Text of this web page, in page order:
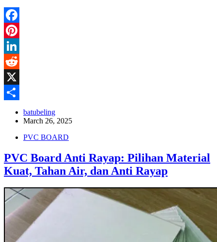
Facebook
Pinterest
LinkedIn
Reddit
X
batubeling
March 26, 2025
PVC BOARD
PVC Board Anti Rayap: Pilihan Material
Kuat, Tahan Air, dan Anti Rayap